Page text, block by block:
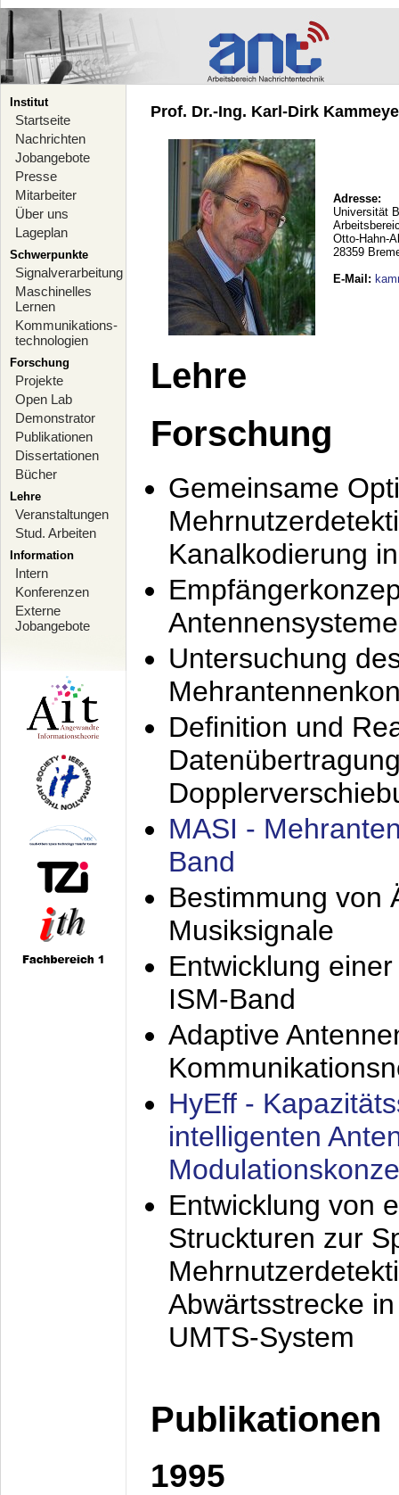
Institut
Startseite
Nachrichten
Jobangebote
Presse
Mitarbeiter
Über uns
Lageplan
Schwerpunkte
Signalverarbeitung
Maschinelles
Lernen
Kommunikations-
technologien
Forschung
Projekte
Open Lab
Demonstrator
Publikationen
Dissertationen
Bücher
Lehre
Veranstaltungen
Stud. Arbeiten
Information
Intern
Konferenzen
Externe
Jobangebote
Prof. Dr.-Ing. Karl-Dirk
Adresse:
Universität
Otto-Hahn-
28359
E-Mail :
Lehre
Forschung
Gemeinsame
Kanalkodierung
Antennensysteme
Untersuchung
Definition und
MASI -
Band
Bestimmung von
Musiksignale
Entwicklung
ISM-Band
Adaptive
HyEff -
intelligenten
Entwicklung von
Struckturen zur
Abwärtsstrecke
UMTS-System
Publikationen
1995